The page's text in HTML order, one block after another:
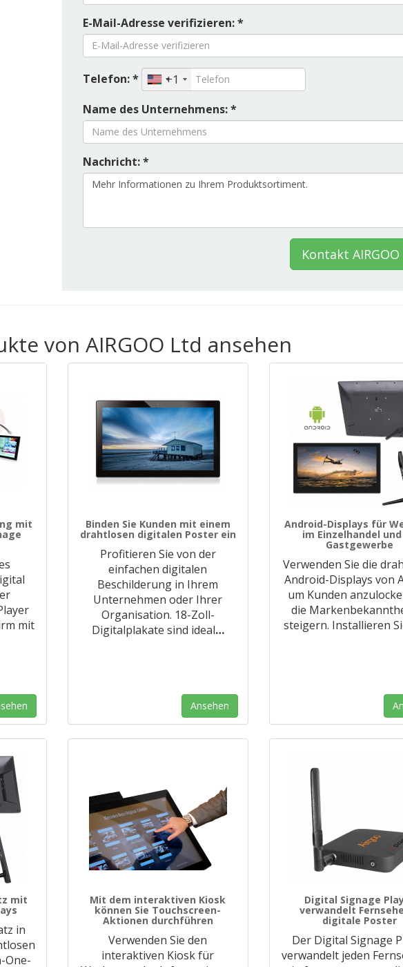
E-Mail-Adresse verifizieren: *
Telefon: *
+1
Name des Unternehmens: *
Nachricht: *
Kontakt
von AIRGOO Ltd ansehen
mit
mit
Binden Sie Kunden mit einem
drahtlosen digitalen Poster ein
Profitieren Sie von der
einfachen digitalen
Beschilderung in Ihrem
Unternehmen oder Ihrer
Organisation. 18-Zoll-
Digitalplakate sind ideal…
Ansehen
Android-Displays für
im Einzelhandel
Gastgewerbe
Verwenden Sie die
Android-Displays von
um Kunden
die
steigern. Installieren
mit
in
One-
Mit dem interaktiven Kiosk
können Sie Touchscreen-
Aktionen durchführen
Verwenden Sie den
interaktiven Kiosk für
Digital Signage
verwandelt
digitale Poster
Der Digital Signage
verwandelt jeden